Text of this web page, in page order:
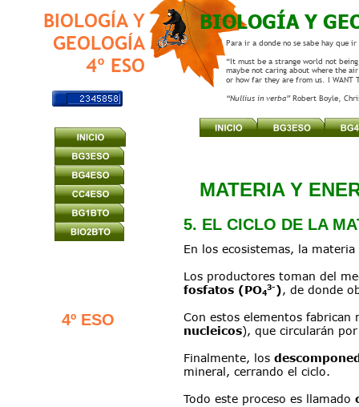
MATERIA Y
BIOLOGÍA Y
GEOLOGÍA
4º ESO
BIOLOGÍA Y
5. EL CICLO DE LA
En los ecosistemas, la
Los productores toman del
fosfatos (PO4
3-), de donde
Con estos elementos fabrican
nucleicos), que circularán
Finalmente, los
mineral, cerrando el ciclo.
Todo este proceso es llamado
Para ir a donde no se sabe hay que
“It must be a strange world not
maybe not caring about where the
or how far they are from us. I WANT
“Nullius in verba” Robert Boyle,
4º ESO